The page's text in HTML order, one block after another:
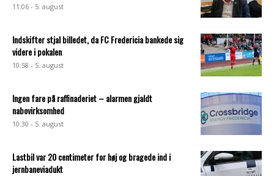
11:06 - 5. august
Indskifter stjal billedet, da FC Fredericia bankede sig
videre i pokalen
10:58 - 5. august
Ingen fare på raffinaderiet – alarmen gjaldt
nabovirksomhed
10:30 - 5. august
Lastbil var 20 centimeter for høj og bragede ind i
jernbaneviadukt